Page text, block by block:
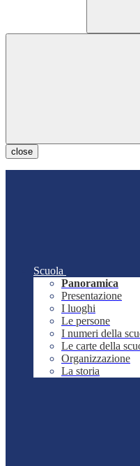
close
Scuola
Panoramica
Presentazione
I luoghi
Le persone
I numeri della
Le carte della
Organizzazione
La storia